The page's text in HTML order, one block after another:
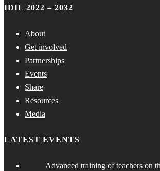
IDIL 2022 – 2032
About
Get involved
Partnerships
Events
Share
Resources
Media
LATEST EVENTS
Advanced training of teachers on